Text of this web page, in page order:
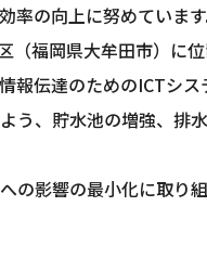
の向上に努めています
福岡県大牟田市）
伝達のためのICTシ
、貯水池の増強、排
影響の最小化に取り組